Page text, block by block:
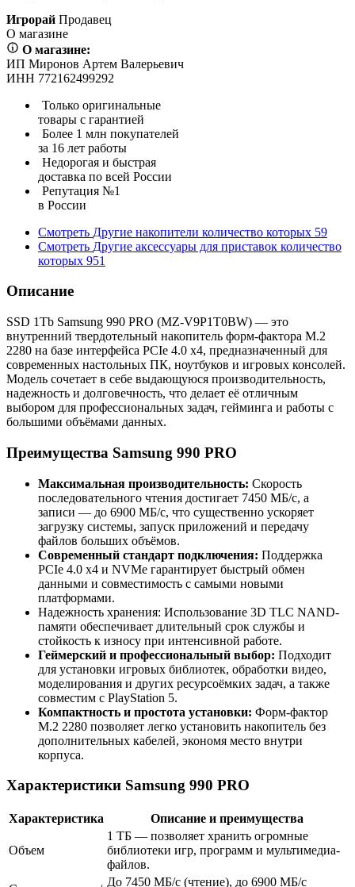
Игрорай Продавец
О магазине
О магазине:
ИП Миронов Артем Валерьевич
ИНН 772162499292
Только оригинальные
товары с гарантией
Более 1 млн покупателей
за 16 лет работы
Недорогая и быстрая
доставка по всей России
Репутация №1
в России
Смотреть Другие накопители количество которых 59
Смотреть Другие аксессуары для приставок количество
которых 951
Описание
SSD 1Tb Samsung 990 PRO (MZ-V9P1T0BW) — это
внутренний твердотельный накопитель форм-фактора M.2
2280 на базе интерфейса PCIe 4.0 x4, предназначенный для
современных настольных ПК, ноутбуков и игровых консолей.
Модель сочетает в себе выдающуюся производительность,
надежность и долговечность, что делает её отличным
выбором для профессиональных задач, гейминга и работы с
большими объёмами данных.
Преимущества Samsung 990 PRO
Максимальная производительность: Скорость
последовательного чтения достигает 7450 МБ/с, а
записи — до 6900 МБ/с, что существенно ускоряет
загрузку системы, запуск приложений и передачу
файлов больших объёмов.
Современный стандарт подключения: Поддержка
PCIe 4.0 x4 и NVMe гарантирует быстрый обмен
данными и совместимость с самыми новыми
платформами.
Надежность хранения: Использование 3D TLC NAND-
памяти обеспечивает длительный срок службы и
стойкость к износу при интенсивной работе.
Геймерский и профессиональный выбор: Подходит
для установки игровых библиотек, обработки видео,
моделирования и других ресурсоёмких задач, а также
совместим с PlayStation 5.
Компактность и простота установки: Форм-фактор
M.2 2280 позволяет легко установить накопитель без
дополнительных кабелей, экономя место внутри
корпуса.
Характеристики Samsung 990 PRO
Характеристика Описание и преимущества
Объем
1 ТБ — позволяет хранить огромные
библиотеки игр, программ и мультимедиа-
файлов.
До 7450 МБ/с (чтение), до 6900 МБ/с